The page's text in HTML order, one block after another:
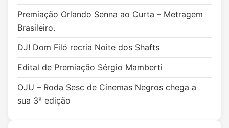
Premiação Orlando Senna ao Curta – Metragem
Brasileiro.
DJ! Dom Filó recria Noite dos Shafts
Edital de Premiação Sérgio Mamberti
OJU – Roda Sesc de Cinemas Negros chega a
sua 3ª edição